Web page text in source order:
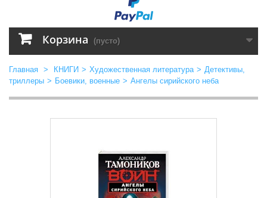
Корзина (пусто)
Главная > КНИГИ > Художественная литература > Детективы,
триллеры > Боевики, военные > Ангелы сирийского неба